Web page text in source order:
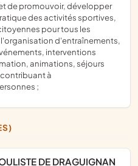
des activités sportives,
pour tous les
d'entraînements,
interventions
animations, séjours
à
;